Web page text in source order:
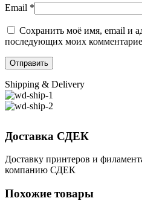
Email *
Сохранить моё имя, email и
последующих моих
Shipping & Delivery
Доставка СДЕК
Доставку принтеров и
компанию СДЕК
Похожие товары